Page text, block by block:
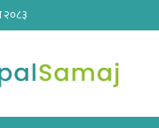
२०८३